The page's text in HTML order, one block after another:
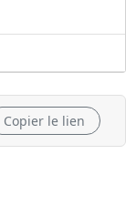
Copier le lien